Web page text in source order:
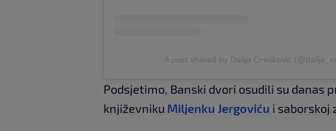
A post shared by Dalija Orešković
Podsjetimo, Banski dvori osudili su danas
književniku Miljenku Jergoviću i saborskoj